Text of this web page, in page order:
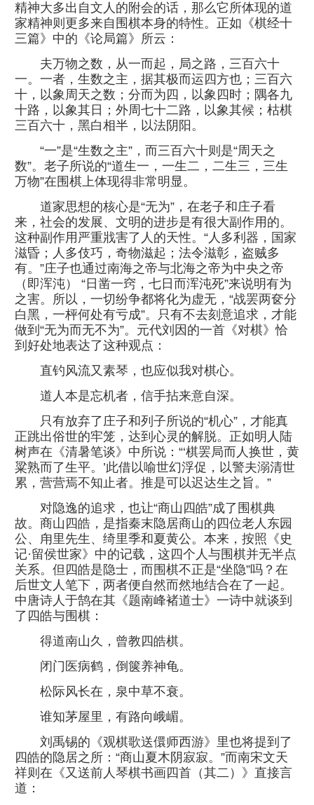
精神大多出自文人的附会的话，那么它所体现的道
家精神则更多来自围棋本身的特性。正如《棋经十
三篇》中的《论局篇》所云：
夫万物之数，从一而起，局之路，三百六十
一。一者，生数之主，据其极而运四方也；三百六
十，以象周天之数；分而为四，以象四时；隅各九
十路，以象其日；外周七十二路，以象其候；枯棋
三百六十，黑白相半，以法阴阳。
“一”是“生数之主”，而三百六十则是“周天之
数”。老子所说的“道生一，一生二，二生三，三生
万物”在围棋上体现得非常明显。
道家思想的核心是“无为”，在老子和庄子看
来，社会的发展、文明的进步是有很大副作用的。
这种副作用严重戕害了人的天性。“人多利器，国家
滋昏；人多伎巧，奇物滋起；法令滋彰，盗贼多
有。”庄子也通过南海之帝与北海之帝为中央之帝
（即浑沌） “日凿一窍，七日而浑沌死”来说明有为
之害。所以，一切纷争都将化为虚无，“战罢两奁分
白黑，一枰何处有亏成”。只有不去刻意追求，才能
做到“无为而无不为”。元代刘因的一首《对棋》恰
到好处地表达了这种观点：
直钓风流又素琴，也应似我对棋心。
道人本是忘机者，信手拈来意自深。
只有放弃了庄子和列子所说的“机心”，才能真
正跳出俗世的牢笼，达到心灵的解脱。正如明人陆
树声在《清暑笔谈》中所说：“‘棋罢局而人换世，黄
粱熟而了生平。’此借以喻世幻浮促，以警夫溺清世
累，营营焉不知止者。推是可以迟达生之旨。”
对隐逸的追求，也让“商山四皓”成了围棋典
故。商山四皓，是指秦末隐居商山的四位老人东园
公、甪里先生、绮里季和夏黄公。本来，按照《史
记·留侯世家》中的记载，这四个人与围棋并无半点
关系。但四皓是隐士，而围棋不正是“坐隐”吗？在
后世文人笔下，两者便自然而然地结合在了一起。
中唐诗人于鹄在其《题南峰褚道士》一诗中就谈到
了四皓与围棋：
得道南山久，曾教四皓棋。
闭门医病鹤，倒箧养神龟。
松际风长在，泉中草不衰。
谁知茅屋里，有路向峨嵋。
刘禹锡的《观棋歌送儇师西游》里也将提到了
四皓的隐居之所：“商山夏木阴寂寂。”而南宋文天
祥则在《又送前人琴棋书画四首（其二）》直接言
道：